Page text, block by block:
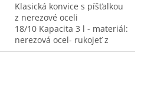
Klasická konvice s píšťalkou
z nerezové oceli
18/10 Kapacita 3 l - materiál:
nerezová ocel- rukojeť z
kvalitního plastu- funkční